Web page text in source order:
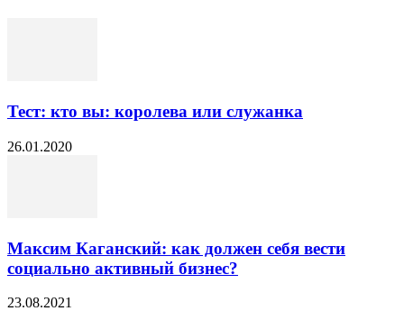
Тест: кто вы: королева или служанка
26.01.2020
Максим Каганский: как должен себя вести
социально активный бизнес?
23.08.2021